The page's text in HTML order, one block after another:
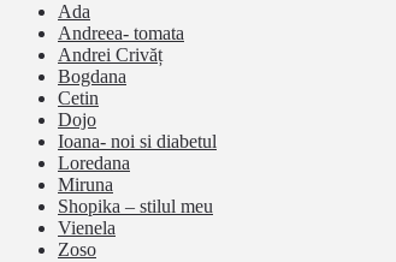
Ada
Andreea- tomata
Andrei Crivăț
Bogdana
Cetin
Dojo
Ioana- noi si diabetul
Loredana
Miruna
Shopika – stilul meu
Vienela
Zoso